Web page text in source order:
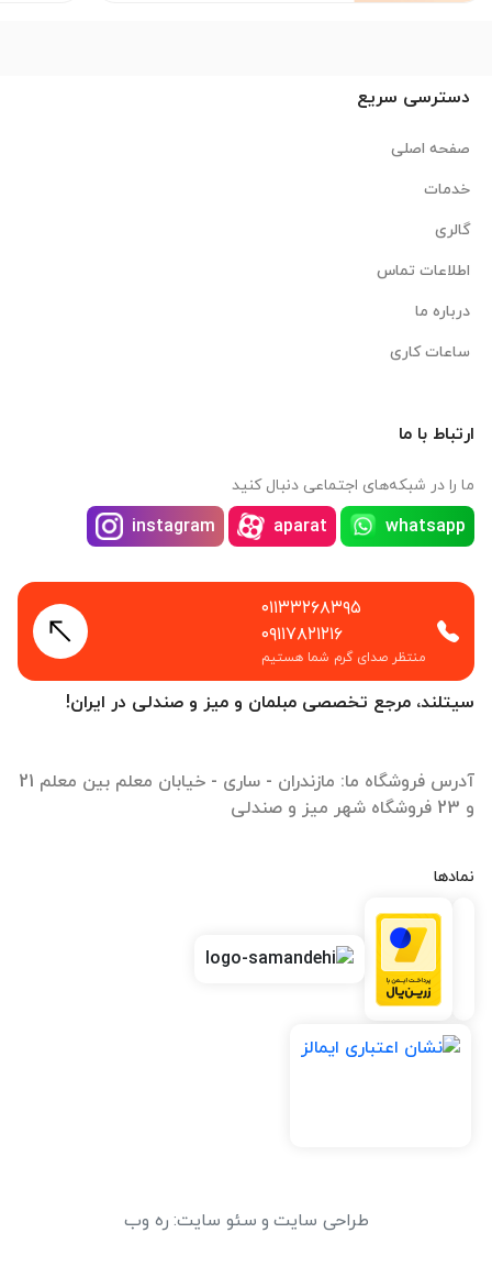
سیتلند، مرجع تخصصی مبلمان و میز و صندلی در ایران!
آدرس فروشگاه ما: مازندران - ساری - خیابان معلم بین معلم 21
و 23 فروشگاه شهر میز و صندلی
نمادها
دسترسی سریع
صفحه اصلی
خدمات
گالری
اطلاعات تماس
درباره ما
ساعات کاری
ارتباط با ما
ما را در شبکه‌های اجتماعی دنبال کنید
whatsapp
aparat
instagram
۰۱۱۳۳۲۶۸۳۹۵
۰۹۱۱۷۸۲۱۲۱۶
منتظر صدای گرم شما هستیم
طراحی سایت و سئو سایت: ره وب